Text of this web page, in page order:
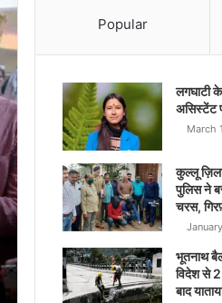
Popular
लगघाटी
असिस्टेंट
March
कुल्लू
पुलिस ने
चरस,
भूतनाथ
विदेश से
बाद